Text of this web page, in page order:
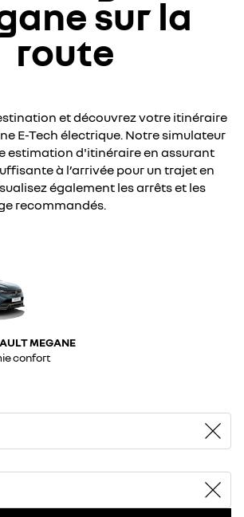
sur la
route
et découvrez votre itinéraire
E-Tech électrique. Notre simulateur
estimation d'itinéraire en assurant
à l’arrivée pour un trajet en
également les arrêts et les
recommandés.
MEGANE
confort